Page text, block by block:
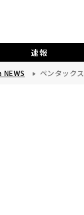
速報
ペンタック